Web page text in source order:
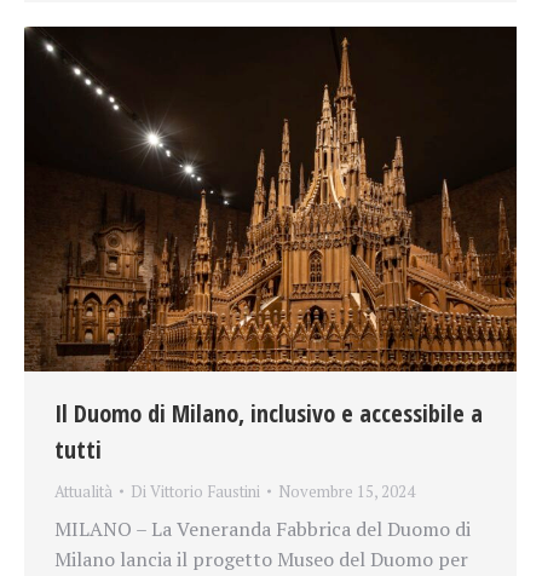
Il Duomo di Milano, inclusivo e accessibile a
tutti
Attualità DiVittorio Faustini Novembre 15, 2024
MILANO – La Veneranda Fabbrica del Duomo di
Milano lancia il progetto Museo del Duomo per